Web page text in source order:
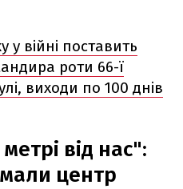
війні поставить
роти 66-ї
виходи по 100 днів
від нас":
центр